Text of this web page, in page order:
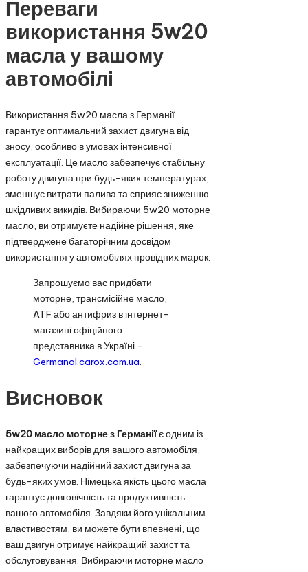
Переваги
використання 5w20
масла у вашому
автомобілі
Використання 5w20 масла з Германії
гарантує оптимальний захист двигуна від
зносу, особливо в умовах інтенсивної
експлуатації. Це масло забезпечує стабільну
роботу двигуна при будь-яких температурах,
зменшує витрати палива та сприяє зниженню
шкідливих викидів. Вибираючи 5w20 моторне
масло, ви отримуєте надійне рішення, яке
підтверджене багаторічним досвідом
використання у автомобілях провідних марок.
Запрошуємо вас придбати
моторне, трансмісійне масло,
ATF або антифриз в інтернет-
магазині офіційного
представника в Україні –
Germanol.carox.com.ua.
Висновок
5w20 масло моторне з Германіїє одним із
найкращих виборів для вашого автомобіля,
забезпечуючи надійний захист двигуна за
будь-яких умов. Німецька якість цього масла
гарантує довговічність та продуктивність
вашого автомобіля. Завдяки його унікальним
властивостям, ви можете бути впевнені, що
ваш двигун отримує найкращий захист та
обслуговування. Вибираючи моторне масло